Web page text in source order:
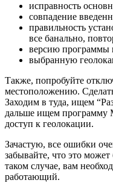
исправность
совпадение
правильность
все банально,
версию программы
выбранную
Также, попробуйте
местоположению.
Заходим в туда, ищем
дальше ищем программу
доступ к геолокации.
Зачастую, все ошибки
забывайте, что это
таком случае, вам
работающий.